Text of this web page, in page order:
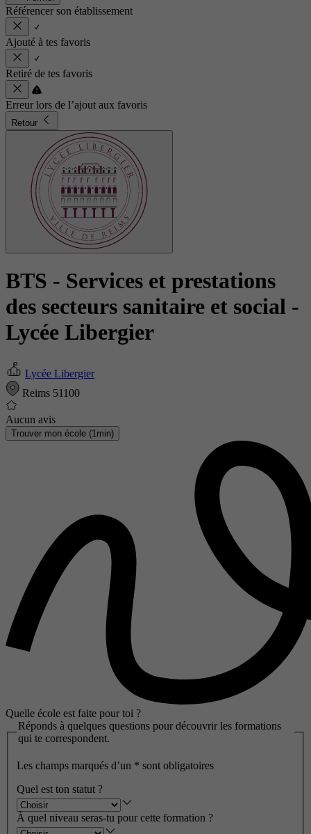
Référencer son établissement
Ajouté à tes favoris
Retiré de tes favoris
Erreur lors de l’ajout aux favoris
Retour
BTS - Services et prestations
des secteurs sanitaire et social -
Lycée Libergier
Lycée Libergier
Reims 51100
Aucun avis
Trouver mon école (1min)
Quelle école est faite pour toi ?
Réponds à quelques questions pour découvrir les formations
qui te correspondent.
Les champs marqués d’un * sont obligatoires
Quel est ton statut ?
À quel niveau seras-tu pour cette formation ?